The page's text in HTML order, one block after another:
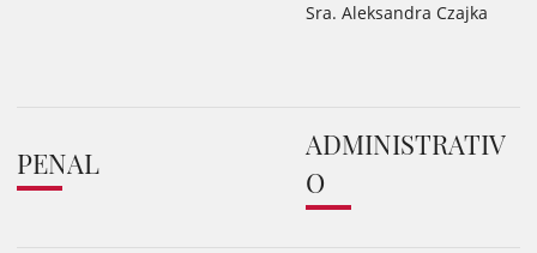
Sra. Aleksandra Czajka
PENAL
ADMINISTRATIV
O